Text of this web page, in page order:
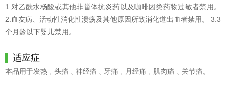
1.对乙酰水杨酸或其他非甾体抗炎药以及咖啡因类药物过敏者禁用。
2.血友病、活动性消化性溃疡及其他原因所致消化道出血者禁用。 3.3
个月龄以下婴儿禁用。
适应症
本品用于发热﹑头痛﹑神经痛﹑牙痛﹑月经痛﹑肌肉痛﹑关节痛。